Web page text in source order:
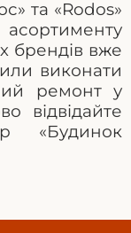
та «Rodos»
брендів вже
виконати
ремонт у
відвідайте
«Будинок